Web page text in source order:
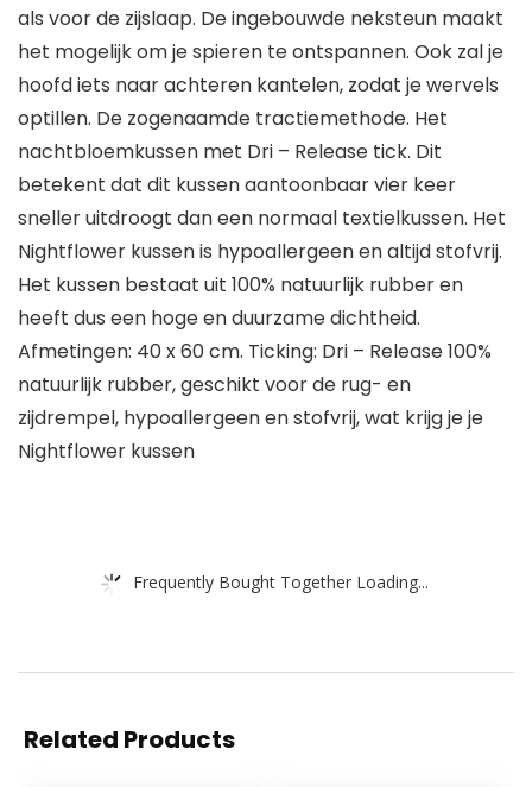
als voor de zijslaap. De ingebouwde neksteun maakt
het mogelijk om je spieren te ontspannen. Ook zal je
hoofd iets naar achteren kantelen, zodat je wervels
optillen. De zogenaamde tractiemethode. Het
nachtbloemkussen met Dri – Release tick. Dit
betekent dat dit kussen aantoonbaar vier keer
sneller uitdroogt dan een normaal textielkussen. Het
Nightflower kussen is hypoallergeen en altijd stofvrij.
Het kussen bestaat uit 100% natuurlijk rubber en
heeft dus een hoge en duurzame dichtheid.
Afmetingen: 40 x 60 cm. Ticking: Dri – Release 100%
natuurlijk rubber, geschikt voor de rug- en
zijdrempel, hypoallergeen en stofvrij, wat krijg je je
Nightflower kussen
Frequently Bought Together Loading...
Related Products